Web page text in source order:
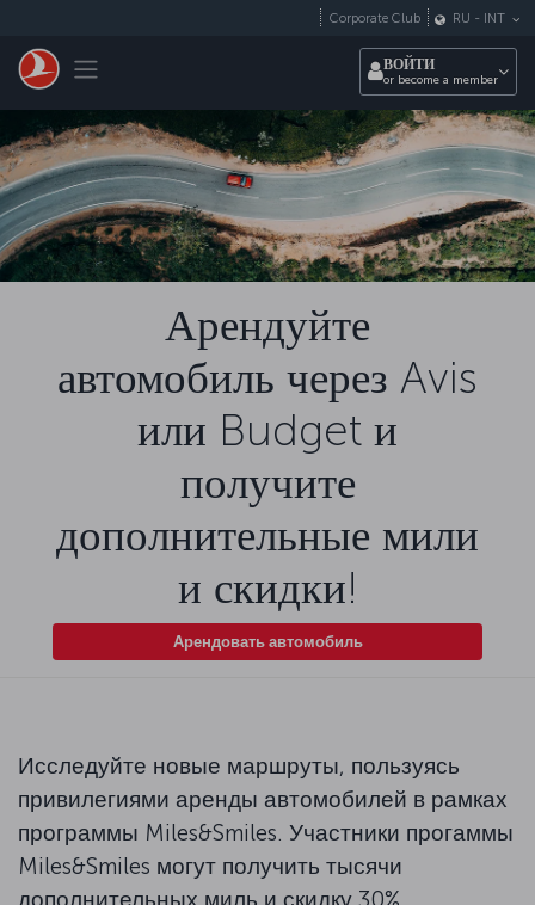
Toggle navigation
Corporate Club RU - INT
ВОЙТИ
or become a member
Арендуйте
автомобиль через Avis
или Budget и
получите
дополнительные мили
и скидки!
Арендовать автомобиль
Исследуйте новые маршруты, пользуясь
привилегиями аренды автомобилей в рамках
программы Miles&Smiles. Участники прогаммы
Miles&Smiles могут получить тысячи